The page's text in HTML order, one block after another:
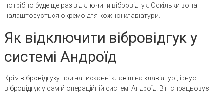
потрібно буде ще раз відключити вібровідгук. Оскільки вона
налаштовується окремо для кожної клавіатури.
Як відключити вібровідгук у
системі Андроїд
Крім вібровідгуку при натисканні клавіш на клавіатурі, існує
вібровідгук у самій операційній системі Андроїд. Він спрацьовує